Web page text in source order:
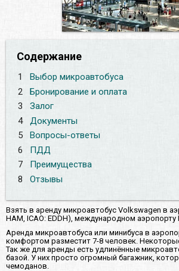
Содержание
1
Выбор микроавтобуса
2
Бронирование и оплата
3
Залог
4
Документы
5
Вопросы-ответы
6
ПДД
7
Преимущества
8
Отзывы
Взять в аренду микроавтобус Volkswagen в
HAM, ICAO: EDDH), международном аэропорту
Аренда микроавтобуса или минибуса в
комфортом разместит 7-8 человек.
Так же для аренды есть удлинённые
базой. У них просто огромный багажник,
чемоданов.